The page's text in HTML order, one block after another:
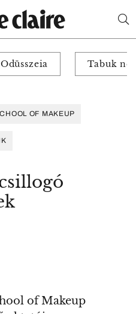
Odüsszeia Tabuk
OF MAKEUP
of Makeup